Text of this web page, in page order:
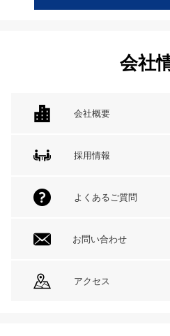
会社
会社概要
採用情報
よくあるご質問
お問い合わせ
アクセス